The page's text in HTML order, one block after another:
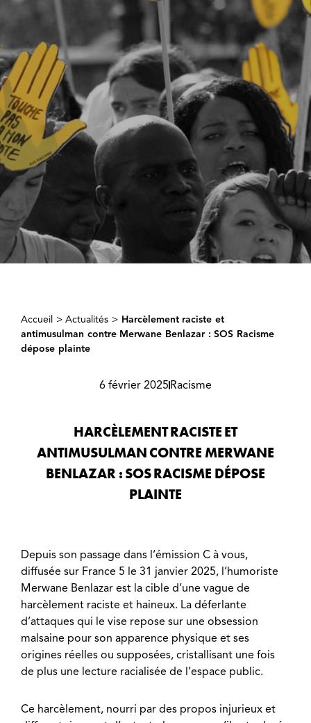
Accueil >Actualités > Harcèlement raciste et
antimusulman contre Merwane Benlazar : SOS Racisme
dépose plainte
6 février 2025 Racisme
HARCÈLEMENT RACISTE ET
ANTIMUSULMAN CONTRE MERWANE
BENLAZAR : SOS RACISME DÉPOSE
PLAINTE
Depuis son passage dans l’émission C à vous,
diffusée sur France 5 le 31 janvier 2025, l’humoriste
Merwane Benlazar est la cible d’une vague de
harcèlement raciste et haineux. La déferlante
d’attaques qui le vise repose sur une obsession
malsaine pour son apparence physique et ses
origines réelles ou supposées, cristallisant une fois
de plus une lecture racialisée de l’espace public.
Ce harcèlement, nourri par des propos injurieux et